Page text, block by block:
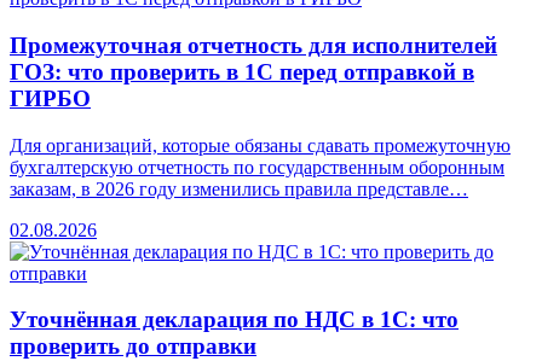
Промежуточная отчетность для исполнителей
ГОЗ: что проверить в 1С перед отправкой в
ГИРБО
Для организаций, которые обязаны сдавать промежуточную
бухгалтерскую отчетность по государственным оборонным
заказам, в 2026 году изменились правила представле…
02.08.2026
Уточнённая декларация по НДС в 1С: что
проверить до отправки